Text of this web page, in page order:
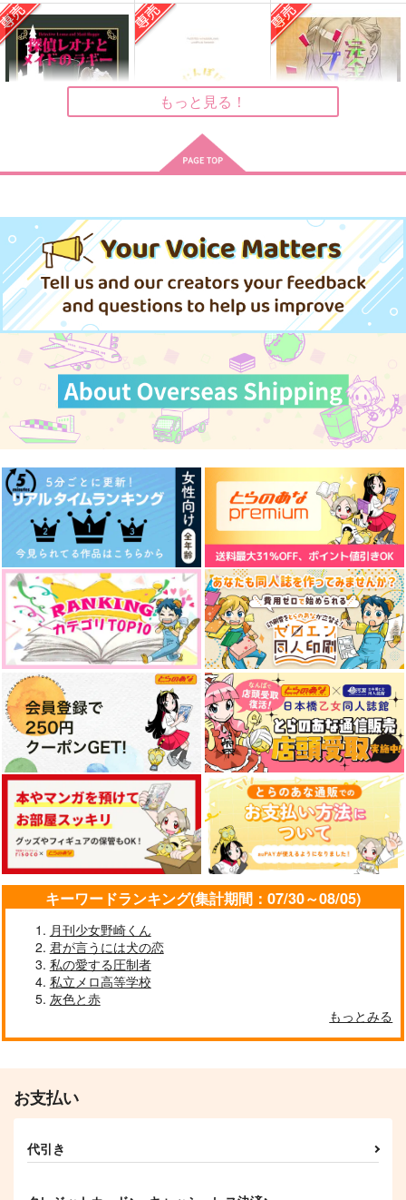
ドーナツの穴のおいし
いたべかた
無重力回転寿司
629 円（税込）
NRCAMPASLIFES8
ザクロジック
レオナ×ラギー
作品詳細
映画の時間
kosame
472円（税込）
ラギー×レオナ
Blue gray
ふわまく
944円
ラギー×レオナ
サンプル
作品詳細
ラギーブッチの分裂
アルニコ。
629円
ラギー×レオナ
サンプル
作品詳細
A.a
野菜サンド専門店
959円
ラギー×レオナ
サンプル
作品詳細
足跡は続く
チームよつあし
858円（税込）
レオナ×ラギー
サンプル
作品詳細
White,Light,Ivory
かがりや
787円（税込）
レオナ×ラギー
サンプル
クライ・ベイビー・ク
ライ
ラムレーズン
787円（税込）
ラギー×レオナ
サンプル
ザクロジック
ちまりす
ラギー
ぽーぽ廿煮
専売 1,887円 （税込）
その他 レオナ×ラギー
サンプル
カート
専売 1,540円（税込）
レオナ×ラギー
鯖の推し寿司
専売 330円（税込）
その他 レオナ×ラギー
サンプル
ヴェナ・アモリスを辿
る先
なんちゃらうんぬんか
んぬん
専売 1,320
その他 レオナ×ラギー
サンプル
カート
二人は別々の体がもど
かしい
鯖の推し寿司
専売 550円（税込）
その他 レオナ×ラギー
サンプル
カート
もっと見る！
キーワードランキング(集計期間：07/30～08/05)
月刊少女野崎くん
君が言うには犬の恋
私の愛する圧制者
私立メロ高等学校
灰色と赤
もっとみる
お支払い
代引き